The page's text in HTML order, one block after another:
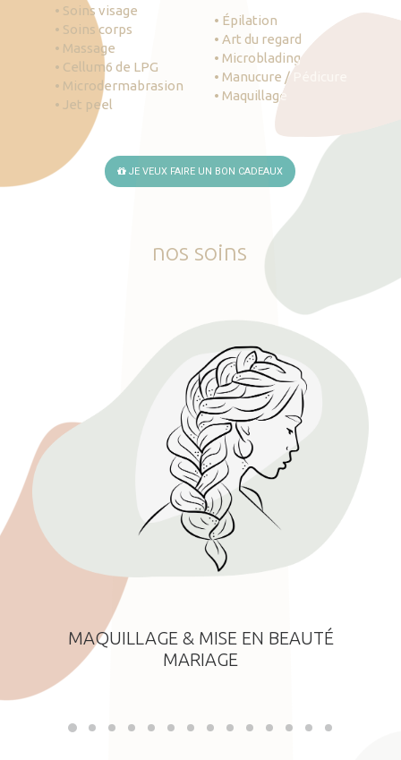
• Soins visage
• Soins corps
• Massage
• Cellum6 de LPG
• Microdermabrasion
• Jet peel
• Épilation
• Art du regard
• Microblading
• Manucure / Pédicure
• Maquillage
JE VEUX FAIRE UN BON CADEAUX
nos soins
MAQUILLAGE & MISE EN BEAUTÉ
MARIAGE